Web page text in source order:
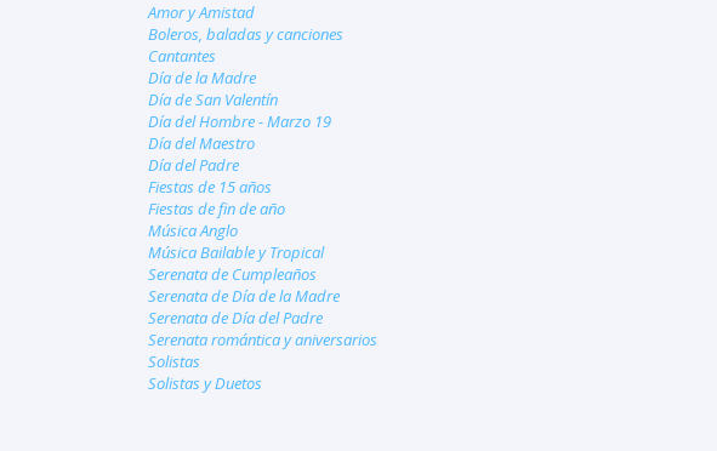
Amor y Amistad
Boleros, baladas y canciones
Cantantes
Día de la Madre
Día de San Valentín
Día del Hombre - Marzo 19
Día del Maestro
Día del Padre
Fiestas de 15 años
Fiestas de fin de año
Música Anglo
Música Bailable y Tropical
Serenata de Cumpleaños
Serenata de Día de la Madre
Serenata de Día del Padre
Serenata romántica y aniversarios
Solistas
Solistas y Duetos